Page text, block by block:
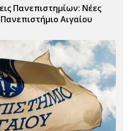
Πανεπιστημίων: Νέες
Αιγαίου